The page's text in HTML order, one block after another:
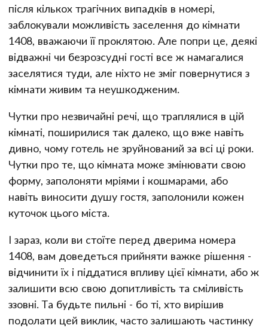
після кількох трагічних випадків в номері,
заблокували можливість заселення до кімнати
1408, вважаючи її проклятою. Але попри це, деякі
відважні чи безрозсудні гості все ж намагалися
заселятися туди, але ніхто не зміг повернутися з
кімнати живим та неушкодженим.
Чутки про незвичайні речі, що траплялися в цій
кімнаті, поширилися так далеко, що вже навіть
дивно, чому готель не зруйнований за всі ці роки.
Чутки про те, що кімната може змінювати свою
форму, заполоняти мріями і кошмарами, або
навіть виносити душу гостя, заполонили кожен
куточок цього міста.
І зараз, коли ви стоїте перед дверима номера
1408, вам доведеться прийняти важке рішення -
відчинити їх і піддатися впливу цієї кімнати, або ж
залишити всю свою допитливість та сміливість
ззовні. Та будьте пильні - бо ті, хто вирішив
подолати цей виклик, часто залишають частинку